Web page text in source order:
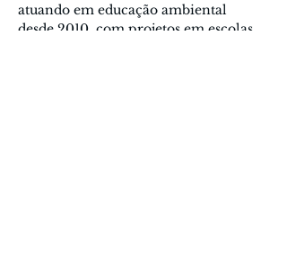
atuando em educação ambiental
desde 2010, com projetos em escolas,